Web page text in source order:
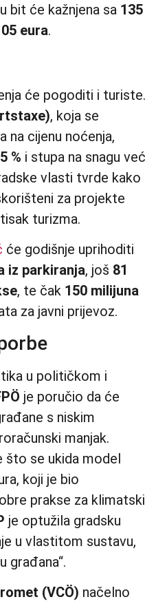
bit će kažnjena sa 135
eura.
će pogoditi i turiste.
, koja se
na cijenu noćenja,
% i stupa na snagu već
vlasti tvrde kako
za projekte
turizma.
će godišnje uprihoditi
iz parkiranja, još 81
, te čak 150 milijuna
za javni prijevoz.
u političkom i
je poručio da će
s niskim
manjak.
što se ukida model
koji je bio
prakse za klimatski
je optužila gradsku
u vlastitom sustavu,
građana“.
(VCÖ) načelno